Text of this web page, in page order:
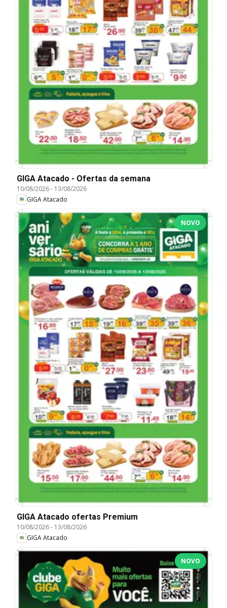
GIGA Atacado - Ofertas da semana
10/08/2026- 13/08/2026
GIGA Atacado
NOVO
GIGA Atacado ofertas Premium
10/08/2026- 13/08/2026
GIGA Atacado
NOVO